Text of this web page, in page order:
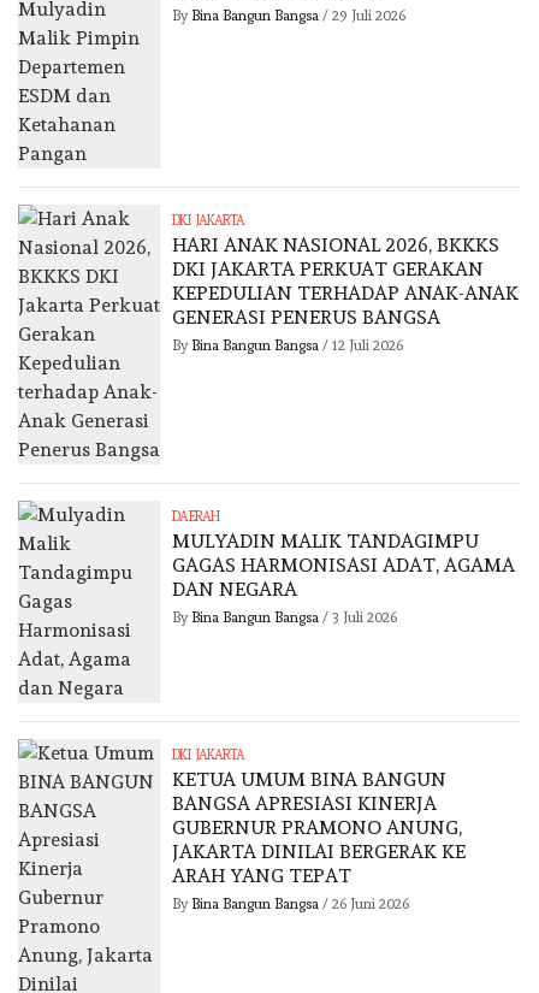
By Bina Bangun Bangsa / 29 Juli 2026
DKI JAKARTA
HARI ANAK NASIONAL 2026, BKKKS
DKI JAKARTA PERKUAT GERAKAN
KEPEDULIAN TERHADAP ANAK-ANAK
GENERASI PENERUS BANGSA
By Bina Bangun Bangsa / 12 Juli 2026
DAERAH
MULYADIN MALIK TANDAGIMPU
GAGAS HARMONISASI ADAT, AGAMA
DAN NEGARA
By Bina Bangun Bangsa / 3 Juli 2026
DKI JAKARTA
KETUA UMUM BINA BANGUN
BANGSA APRESIASI KINERJA
GUBERNUR PRAMONO ANUNG,
JAKARTA DINILAI BERGERAK KE
ARAH YANG TEPAT
By Bina Bangun Bangsa / 26 Juni 2026